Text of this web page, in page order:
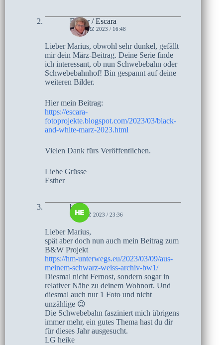
Esther / Escara
10. MÄRZ 2023 / 16:48
Lieber Marius, obwohl sehr dunkel, gefällt
mir dein März-Beitrag. Deine Serie finde
ich interessant, ob nun Schwebebahn oder
Schwebebahnhof! Bin gespannt auf deine
weiteren Bilder.
Hier mein Beitrag:
https://escara-
fotoprojekte.blogspot.com/2023/03/black-
and-white-marz-2023.html
Vielen Dank fürs Veröffentlichen.
Liebe Grüsse
Esther
heike
9. MÄRZ 2023 / 23:36
Lieber Marius,
spät aber doch nun auch mein Beitrag zum
B&W Projekt
https://hm-unterwegs.eu/2023/03/09/aus-
meinem-schwarz-weiss-archiv-bw1/
Diesmal nicht Fernost, sondern sogar in
relativer Nähe zu deinem Wohnort. Und
diesmal auch nur 1 Foto und nicht
unzählige 😉
Die Schwebebahn fasziniert mich übrigens
immer mehr, ein gutes Thema hast du dir
für dieses Jahr ausgesucht.
LG heike